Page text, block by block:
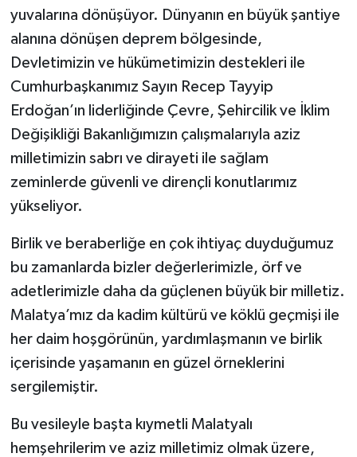
yuvalarına dönüşüyor. Dünyanın en büyük şantiye
alanına dönüşen deprem bölgesinde,
Devletimizin ve hükümetimizin destekleri ile
Cumhurbaşkanımız Sayın Recep Tayyip
Erdoğan’ın liderliğinde Çevre, Şehircilik ve İklim
Değişikliği Bakanlığımızın çalışmalarıyla aziz
milletimizin sabrı ve dirayeti ile sağlam
zeminlerde güvenli ve dirençli konutlarımız
yükseliyor.
Birlik ve beraberliğe en çok ihtiyaç duyduğumuz
bu zamanlarda bizler değerlerimizle, örf ve
adetlerimizle daha da güçlenen büyük bir milletiz.
Malatya’mız da kadim kültürü ve köklü geçmişi ile
her daim hoşgörünün, yardımlaşmanın ve birlik
içerisinde yaşamanın en güzel örneklerini
sergilemiştir.
Bu vesileyle başta kıymetli Malatyalı
hemşehrilerim ve aziz milletimiz olmak üzere,